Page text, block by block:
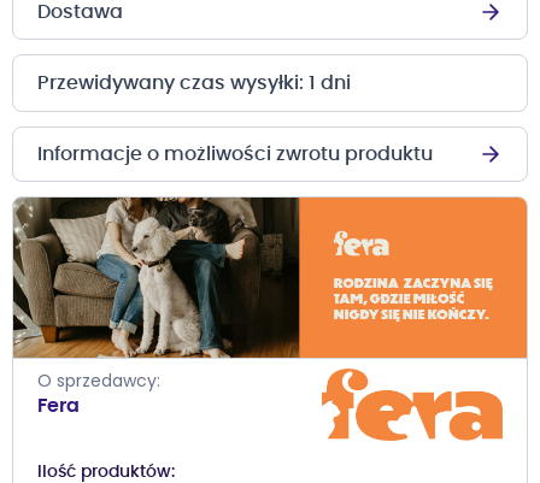
Dostawa
Przewidywany czas wysyłki: 1 dni
Informacje o możliwości zwrotu produktu
O sprzedawcy
Fera
Ilość produktów